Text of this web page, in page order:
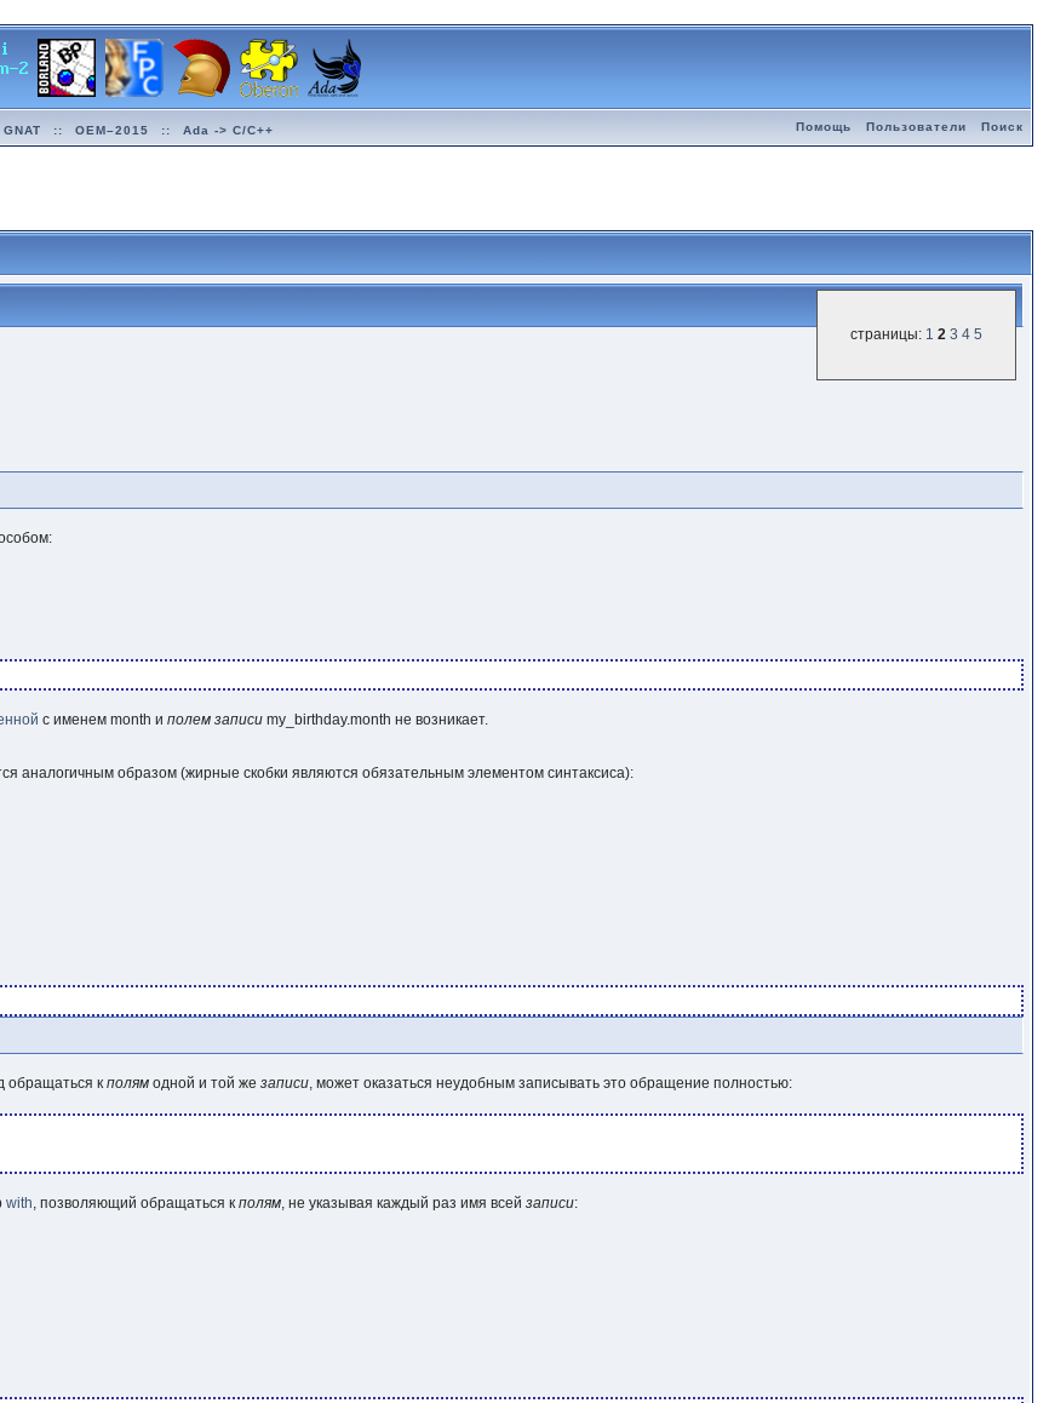
:: OEM–2015 :: Ada -> C/C++ Помощь Пользователи Поиск
страницы: 1 2 3 4 5
с именемmonth иполем записи my_birthday.month не возникает.
аналогичным образом (жирные скобки являются обязательным элементом синтаксиса):
обращаться кполям одной и той жезаписи, может оказаться неудобным записывать это обращение полностью:
with, позволяющий обращаться кполям, не указывая каждый раз имя всейзаписи: